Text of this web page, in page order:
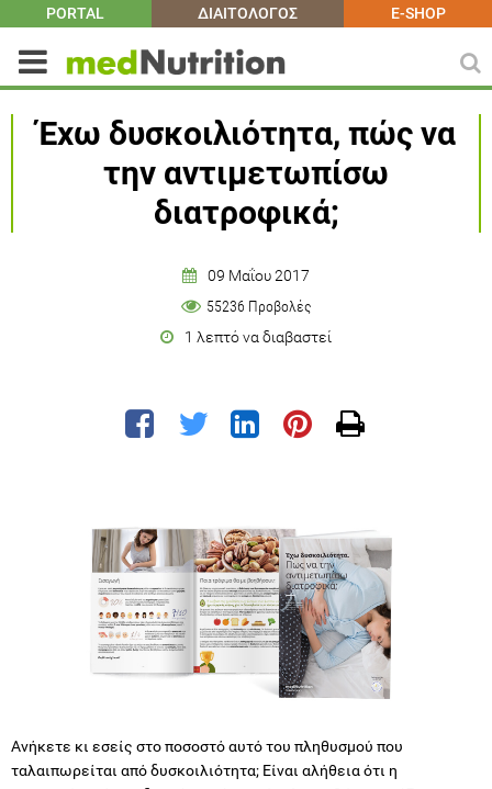
PORTAL ΔΙΑΙΤΟΛΟΓΟΣ E-SHOP
Έχω δυσκοιλιότητα, πώς να
την αντιμετωπίσω
διατροφικά;
09 Μαΐου 2017
55236 Προβολές
1 λεπτό να διαβαστεί
Ανήκετε κι εσείς στο ποσοστό αυτό του πληθυσμού που
ταλαιπωρείται από δυσκοιλιότητα; Είναι αλήθεια ότι η